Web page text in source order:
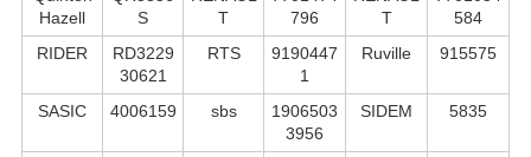
Hazell
S
T
796
T
584
RIDER
RD3229
30621
RTS
9190447
1
Ruville 915575
SASIC 4006159 sbs
1906503
3956
SIDEM 5835